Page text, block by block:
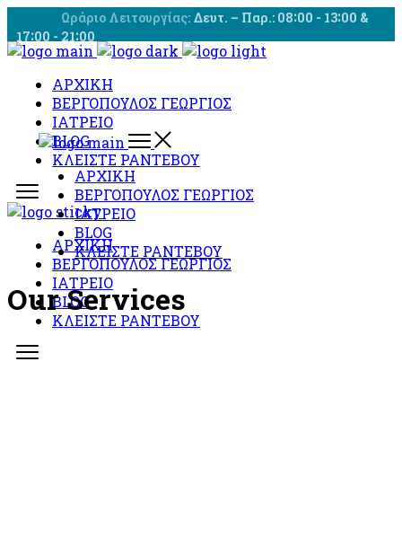
to
the
Ωράριο Λειτουργίας: Δευτ. – Παρ.: 08∶00 - 13∶00 &
17∶00 - 21∶00
ΑΡΧΙΚΗ
ΒΕΡΓΟΠΟΥΛΟΣ ΓΕΩΡΓΙΟΣ
ΙΑΤΡΕΙΟ
BLOG
ΚΛΕΙΣΤΕ ΡΑΝΤΕΒΟΥ
ΑΡΧΙΚΗ
ΒΕΡΓΟΠΟΥΛΟΣ ΓΕΩΡΓΙΟΣ
ΙΑΤΡΕΙΟ
BLOG
ΚΛΕΙΣΤΕ ΡΑΝΤΕΒΟΥ
ΑΡΧΙΚΗ
ΒΕΡΓΟΠΟΥΛΟΣ ΓΕΩΡΓΙΟΣ
ΙΑΤΡΕΙΟ
BLOG
ΚΛΕΙΣΤΕ ΡΑΝΤΕΒΟΥ
Our Services